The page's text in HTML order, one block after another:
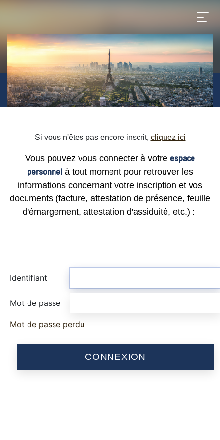
Si vous n'êtes pas encore inscrit, cliquez ici
Vous pouvez vous connecter à votre espace
personnel à tout moment pour retrouver les
informations concernant votre inscription et vos
documents (facture, attestation de présence, feuille
d'émargement, attestation d'assiduité, etc.) :
Identifiant
Mot de passe
Mot de passe perdu